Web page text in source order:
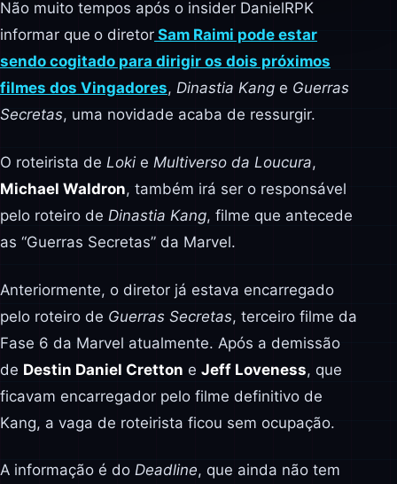
Não muito tempos após o insider DanielRPK
informar que o diretor Sam Raimi pode estar
sendo cogitado para dirigir os dois próximos
filmes dos Vingadores, Dinastia Kang e Guerras
Secretas, uma novidade acaba de ressurgir.
O roteirista de Loki e Multiverso da Loucura,
Michael Waldron, também irá ser o responsável
pelo roteiro de Dinastia Kang, filme que antecede
as “Guerras Secretas” da Marvel.
Anteriormente, o diretor já estava encarregado
pelo roteiro de Guerras Secretas, terceiro filme da
Fase 6 da Marvel atualmente. Após a demissão
de Destin Daniel Cretton e Jeff Loveness, que
ficavam encarregador pelo filme definitivo de
Kang, a vaga de roteirista ficou sem ocupação.
A informação é do Deadline, que ainda não tem